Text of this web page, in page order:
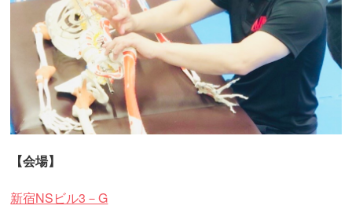
【会場】
新宿NSビル3－G